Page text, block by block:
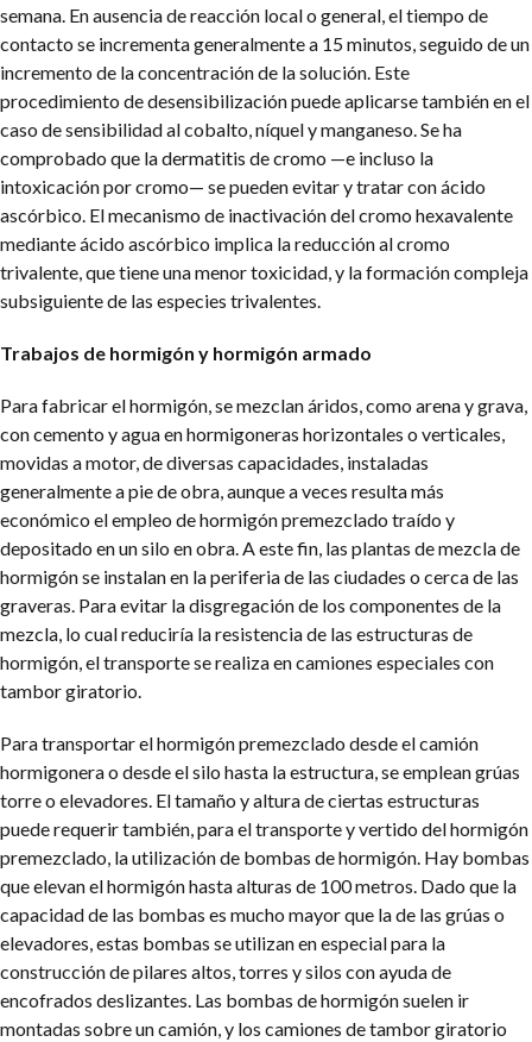
semana. En ausencia de reacción local o general, el tiempo de
contacto se incrementa generalmente a 15 minutos, seguido de un
incremento de la concentración de la solución. Este
procedimiento de desensibilización puede aplicarse también en el
caso de sensibilidad al cobalto, níquel y manganeso. Se ha
comprobado que la dermatitis de cromo —e incluso la
intoxicación por cromo— se pueden evitar y tratar con ácido
ascórbico. El mecanismo de inactivación del cromo hexavalente
mediante ácido ascórbico implica la reducción al cromo
trivalente, que tiene una menor toxicidad, y la formación compleja
subsiguiente de las especies trivalentes.
Trabajos de hormigón y hormigón armado
Para fabricar el hormigón, se mezclan áridos, como arena y grava,
con cemento y agua en hormigoneras horizontales o verticales,
movidas a motor, de diversas capacidades, instaladas
generalmente a pie de obra, aunque a veces resulta más
económico el empleo de hormigón premezclado traído y
depositado en un silo en obra. A este fin, las plantas de mezcla de
hormigón se instalan en la periferia de las ciudades o cerca de las
graveras. Para evitar la disgregación de los componentes de la
mezcla, lo cual reduciría la resistencia de las estructuras de
hormigón, el transporte se realiza en camiones especiales con
tambor giratorio.
Para transportar el hormigón premezclado desde el camión
hormigonera o desde el silo hasta la estructura, se emplean grúas
torre o elevadores. El tamaño y altura de ciertas estructuras
puede requerir también, para el transporte y vertido del hormigón
premezclado, la utilización de bombas de hormigón. Hay bombas
que elevan el hormigón hasta alturas de 100 metros. Dado que la
capacidad de las bombas es mucho mayor que la de las grúas o
elevadores, estas bombas se utilizan en especial para la
construcción de pilares altos, torres y silos con ayuda de
encofrados deslizantes. Las bombas de hormigón suelen ir
montadas sobre un camión, y los camiones de tambor giratorio